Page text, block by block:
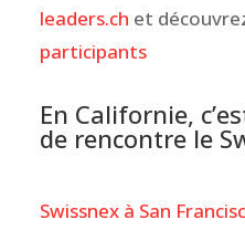
leaders.ch et
participants
En Californie,
de rencontre le
Swissnex à San